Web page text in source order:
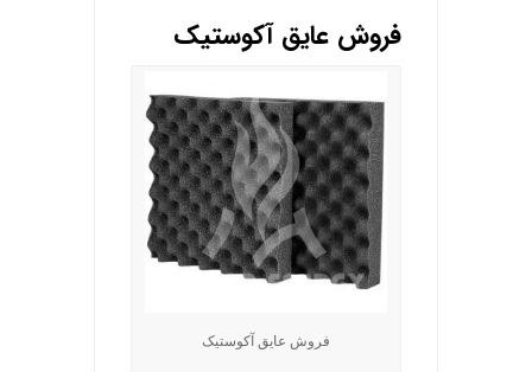
فروش عایق آکوستیک
فروش عایق آکوستیک